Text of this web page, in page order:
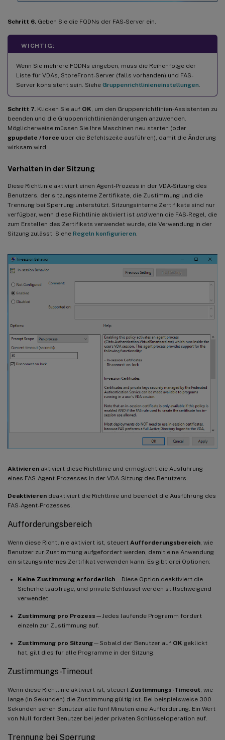
Schritt 6. Geben Sie die FQDNs der FAS-Server ein.
WICHTIG:
Wenn Sie mehrere FQDNs eingeben, muss die Reihenfolge der
Liste für VDAs, StoreFront-Server (falls vorhanden) und FAS-
Server konsistent sein. Siehe Gruppenrichtlinieneinstellungen
Schritt 7. Klicken Sie auf OK , um den Gruppenrichtlinien-Assistenten zu
beenden und die Gruppenrichtlinienänderungen anzuwenden.
Möglicherweise müssen Sie Ihre Maschinen neu starten (oder
gpupdate /force über die Befehlszeile ausführen), damit die Änderung
wirksam wird.
Verhalten in der Sitzung
Diese Richtlinie aktiviert einen Agent-Prozess in der VDA-Sitzung des
Benutzers, der sitzungsinterne Zertifikate, die Zustimmung und die
Trennung bei Sperrung unterstützt. Sitzungsinterne Zertifikate sind nur
verfügbar, wenn diese Richtlinie aktiviert ist undwenn die FAS-Regel, die
zum Erstellen des Zertifikats verwendet wurde, die Verwendung in der
Sitzung zulässt. Siehe Regeln konfigurieren
Aktivieren aktiviert diese Richtlinie und ermöglicht die Ausführung
eines FAS-Agent-Prozesses in der VDA-Sitzung des Benutzers.
Deaktivieren deaktiviert die Richtlinie und beendet die Ausführung des
FAS-Agent-Prozesses.
Aufforderungsbereich
Wenn diese Richtlinie aktiviert ist, steuert Aufforderungsbereich , wie
Benutzer zur Zustimmung aufgefordert werden, damit eine Anwendung
ein sitzungsinternes Zertifikat verwenden kann. Es gibt drei Optionen:
Keine Zustimmung erforderlich—Diese Option deaktiviert die
Sicherheitsabfrage, und private Schlüssel werden stillschweigend
verwendet.
Zustimmung pro Prozess —Jedes laufende Programm fordert
einzeln zur Zustimmung auf.
Zustimmung pro Sitzung—Sobald der Benutzer auf OK geklickt
hat, gilt dies für alle Programme in der Sitzung.
Zustimmungs-Timeout
Wenn diese Richtlinie aktiviert ist, steuert Zustimmungs-Timeout , wie
lange (in Sekunden) die Zustimmung gültig ist. Bei beispielsweise 300
Sekunden sehen Benutzer alle fünf Minuten eine Aufforderung. Ein Wert
von Null fordert Benutzer bei jeder privaten Schlüsseloperation auf.
Trennung bei Sperrung